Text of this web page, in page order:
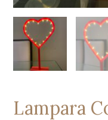
Lampara